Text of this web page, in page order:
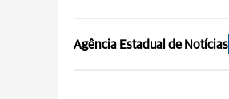
Agência Estadual de Notícias